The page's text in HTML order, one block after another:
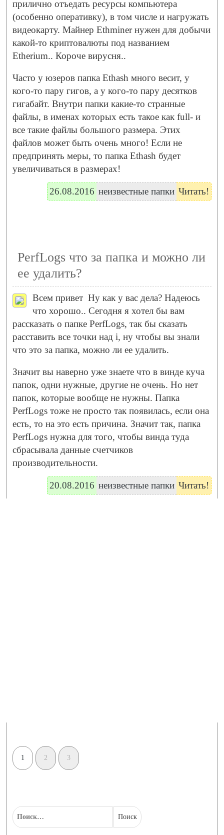
прилично отъедать ресурсы компьютера
(особенно оперативку), в том числе и нагружать
видеокарту. Майнер Ethminer нужен для добычи
какой-то криптовалюты под названием
Etherium.. Короче вирусня..
Часто у юзеров папка Ethash много весит, у
кого-то пару гигов, а у кого-то пару десятков
гигабайт. Внутри папки какие-то странные
файлы, в именах которых есть такое как full- и
все такие файлы большого размера. Этих
файлов может быть очень много! Если не
предпринять меры, то папка Ethash будет
увеличиваться в размерах!
Читать!
неизвестные папки
26.08.2016
PerfLogs что за папка и можно ли
ее удалить?
Всем привет Ну как у вас дела? Надеюсь
что хорошо.. Сегодня я хотел бы вам
рассказать о папке PerfLogs, так бы сказать
расставить все точки над i, ну чтобы вы знали
что это за папка, можно ли ее удалить.
Значит вы наверно уже знаете что в винде куча
папок, одни нужные, другие не очень. Но нет
папок, которые вообще не нужны. Папка
PerfLogs тоже не просто так появилась, если она
есть, то на это есть причина. Значит так, папка
PerfLogs нужна для того, чтобы винда туда
сбрасывала данные счетчиков
производительности.
Читать!
неизвестные папки
20.08.2016
1 2 3